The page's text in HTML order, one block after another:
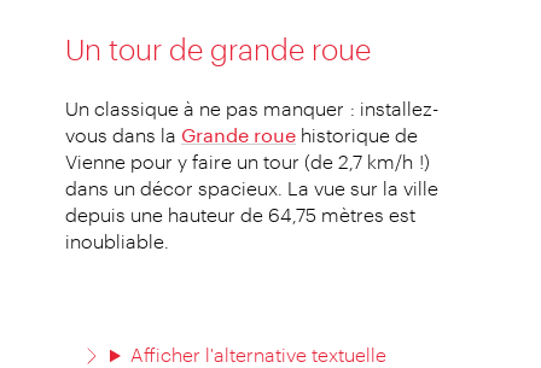
Un tour de grande roue
Un classique à ne pas manquer : installez-
vous dans la Grande roue historique de
Vienne pour y faire un tour (de 2,7 km/h !)
dans un décor spacieux. La vue sur la ville
depuis une hauteur de 64,75 mètres est
inoubliable.
Afficher l'alternative textuelle